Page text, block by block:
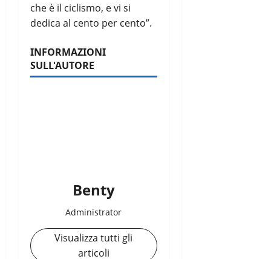
che è il ciclismo, e vi si
dedica al cento per cento”.
INFORMAZIONI
SULL'AUTORE
Benty
Administrator
Visualizza tutti gli
articoli